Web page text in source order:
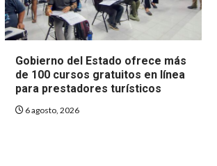
Gobierno del Estado ofrece más
de 100 cursos gratuitos en línea
para prestadores turísticos
6 agosto, 2026